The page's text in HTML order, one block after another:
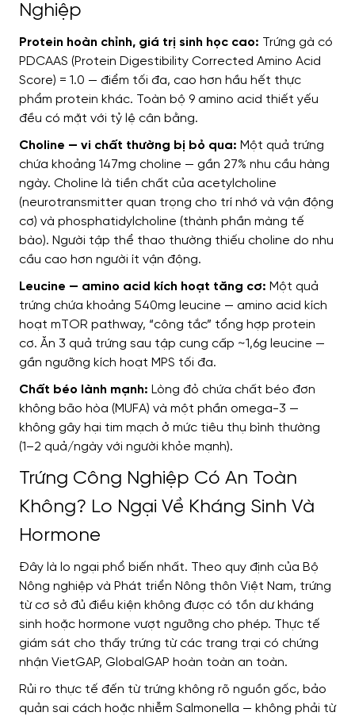
Nghiệp
Protein hoàn chỉnh, giá trị sinh học cao: Trứng gà có
PDCAAS (Protein Digestibility Corrected Amino Acid
Score) = 1.0 — điểm tối đa, cao hơn hầu hết thực
phẩm protein khác. Toàn bộ 9 amino acid thiết yếu
đều có mặt với tỷ lệ cân bằng.
Choline — vi chất thường bị bỏ qua: Một quả trứng
chứa khoảng 147mg choline — gần 27% nhu cầu hàng
ngày. Choline là tiền chất của acetylcholine
(neurotransmitter quan trọng cho trí nhớ và vận động
cơ) và phosphatidylcholine (thành phần màng tế
bào). Người tập thể thao thường thiếu choline do nhu
cầu cao hơn người ít vận động.
Leucine — amino acid kích hoạt tăng cơ: Một quả
trứng chứa khoảng 540mg leucine — amino acid kích
hoạt mTOR pathway, “công tắc” tổng hợp protein
cơ. Ăn 3 quả trứng sau tập cung cấp ~1,6g leucine —
gần ngưỡng kích hoạt MPS tối đa.
Chất béo lành mạnh: Lòng đỏ chứa chất béo đơn
không bão hòa (MUFA) và một phần omega-3 —
không gây hại tim mạch ở mức tiêu thụ bình thường
(1–2 quả/ngày với người khỏe mạnh).
Trứng Công Nghiệp Có An Toàn
Không? Lo Ngại Về Kháng Sinh Và
Hormone
Đây là lo ngại phổ biến nhất. Theo quy định của Bộ
Nông nghiệp và Phát triển Nông thôn Việt Nam, trứng
từ cơ sở đủ điều kiện không được có tồn dư kháng
sinh hoặc hormone vượt ngưỡng cho phép. Thực tế
giám sát cho thấy trứng từ các trang trại có chứng
nhận VietGAP, GlobalGAP hoàn toàn an toàn.
Rủi ro thực tế đến từ trứng không rõ nguồn gốc, bảo
quản sai cách hoặc nhiễm Salmonella — không phải từ